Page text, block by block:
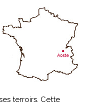
terroirs. Cette